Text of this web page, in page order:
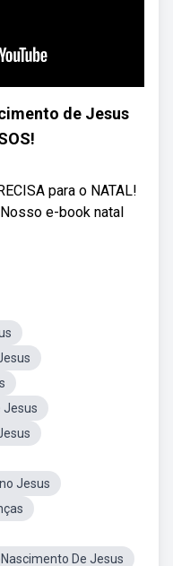
de Jesus
para o NATAL!
e-book natal
Jesus
Jesus
De Jesus